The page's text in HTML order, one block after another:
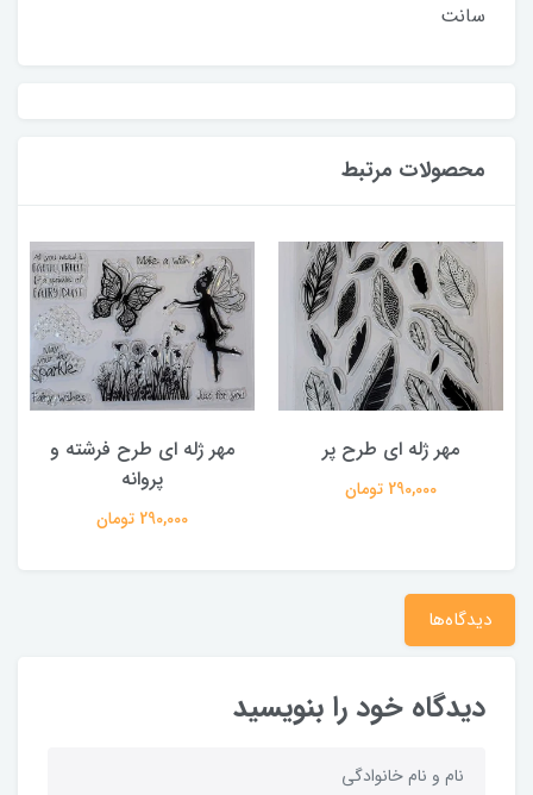
سانت
محصولات مرتبط
مهر ژله ای طرح پر
290,000 تومان
مهر ژله ای طرح فرشته و
پروانه
290,000 تومان
دیدگاه‌ها
دیدگاه خود را بنویسید